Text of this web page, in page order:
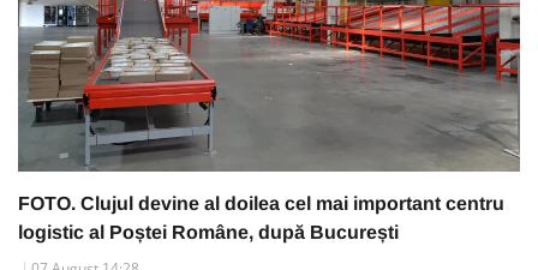
FOTO. Clujul devine al doilea cel mai important centru
logistic al Poștei Române, după București